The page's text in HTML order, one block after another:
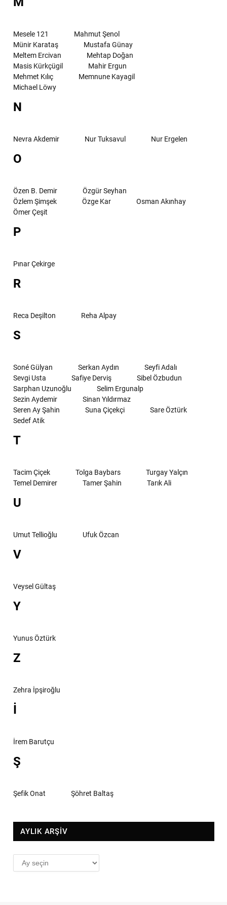
Mesele 121
Mahmut Şenol
Münir Karataş
Mustafa Günay
Meltem Ercivan
Mehtap Doğan
Masis Kürkçügil
Mahir Ergun
Mehmet Kılıç
Memnune Kayagil
Michael Löwy
N
Nevra Akdemir Nur Tuksavul Nur Ergelen
O
Özen B. Demir
Özgür Seyhan
Özlem Şimşek
Özge Kar
Osman Akınhay
Ömer Çeşit
P
Pınar Çekirge
R
Reca Deşilton Reha Alpay
S
Soné Gülyan Serkan Aydın
Seyfi Adalı
Sevgi Usta
Safiye Derviş
Sibel Özbudun
Sarphan Uzunoğlu
Selim Ergunalp
Sezin Aydemir
Sinan Yıldırmaz
Seren Ay Şahin
Suna Çiçekçi
Sare Öztürk
Sedef Atik
T
Tacim Çiçek Tolga Baybars
Turgay Yalçın
Temel Demirer
Tamer Şahin Tarık Ali
U
Umut Tellioğlu Ufuk Özcan
V
Veysel Gültaş
Y
Yunus Öztürk
Z
Zehra İpşiroğlu
İ
İrem Barutçu
Ş
Şefik Onat Şöhret Baltaş
AYLIK ARŞİV
AYLIK
ARŞİV